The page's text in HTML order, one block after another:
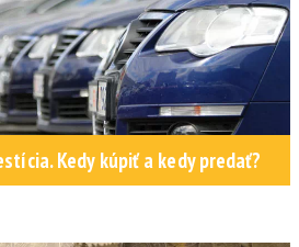
Kedy kúpiť a kedy predať?